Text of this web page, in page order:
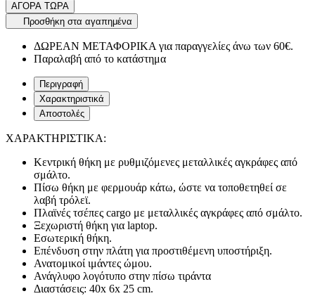
ΑΓΟΡΑ ΤΩΡΑ
Προσθήκη στα αγαπημένα
ΔΩΡΕΑΝ ΜΕΤΑΦΟΡΙΚΑ για παραγγελίες άνω των 60€.
Παραλαβή από το κατάστημα
Περιγραφή
Χαρακτηριστικά
Αποστολές
ΧΑΡΑΚΤΗΡΙΣΤΙΚΑ:
Κεντρική θήκη με ρυθμιζόμενες μεταλλικές αγκράφες από
σμάλτο.
Πίσω θήκη με φερμουάρ κάτω, ώστε να τοποθετηθεί σε
λαβή τρόλεϊ.
Πλαϊνές τσέπες cargo με μεταλλικές αγκράφες από σμάλτο.
Ξεχωριστή θήκη για laptop.
Εσωτερική θήκη.
Επένδυση στην πλάτη για προστιθέμενη υποστήριξη.
Ανατομικοί ιμάντες ώμου.
Ανάγλυφο λογότυπο στην πίσω τιράντα
Διαστάσεις: 40x 6x 25 cm.